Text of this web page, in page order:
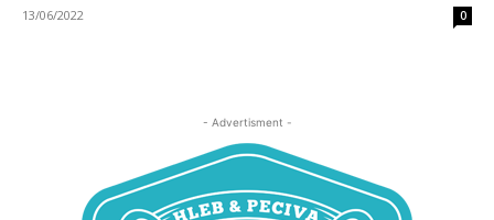
13/06/2022 0
- Advertisment -